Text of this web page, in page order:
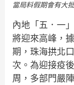
當局料假期會有大
內地「五．一
將迎來高峰，
期，珠海拱北
次。為迎接疫
周，多部門嚴